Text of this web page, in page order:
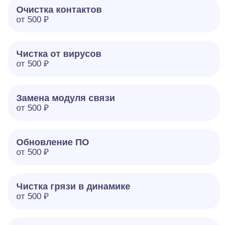
Очистка контактов
от 500 ₽
Чистка от вирусов
от 500 ₽
Замена модуля связи
от 500 ₽
Обновление ПО
от 500 ₽
Чистка грязи в динамике
от 500 ₽